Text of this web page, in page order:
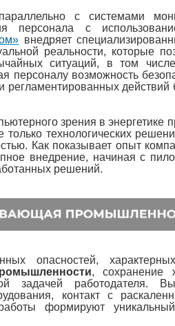
с системами
персонала с
внедряет
реальности, которые
ситуаций, в том
персоналу возможность
регламентированных действий
зрения в энергетике
технологических
Как показывает опыт
внедрение, начиная с
решений.
опасностей,
, сохранение
задачей работодателя.
контакт с
формируют